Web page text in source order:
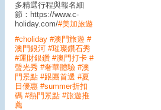
多精選行程與報名細
節：https://www.c-
holiday.com/#美加旅遊
#choliday #澳門旅遊 #
澳門銀河 #璀璨鑽石秀
#運財銀鑽 #澳門打卡 #
聲光秀 #奢華體驗 #澳
門景點 #跟團首選 #夏
日優惠 #summer折扣
碼 #熱門景點 #旅遊推
薦